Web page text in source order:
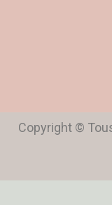
Copyright ©